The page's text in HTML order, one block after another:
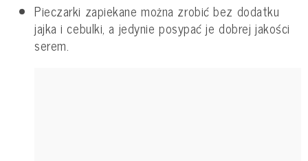
Pieczarki zapiekane można zrobić bez dodatku
jajka i cebulki, a jedynie posypać je dobrej jakości
serem.